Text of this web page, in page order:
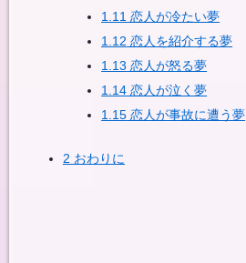
1.11 恋人が冷たい夢
1.12 恋人を紹介する夢
1.13 恋人が怒る夢
1.14 恋人が泣く夢
1.15 恋人が事故に遭う夢
2 おわりに